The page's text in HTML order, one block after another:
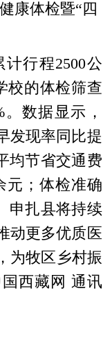
康体检暨“四
行程2500公
校的体检筛查
数据显示，
发现率同比提
均节省交通费
元；体检准确
申扎县将持续
动更多优质医
为牧区乡村振
西藏网 通讯